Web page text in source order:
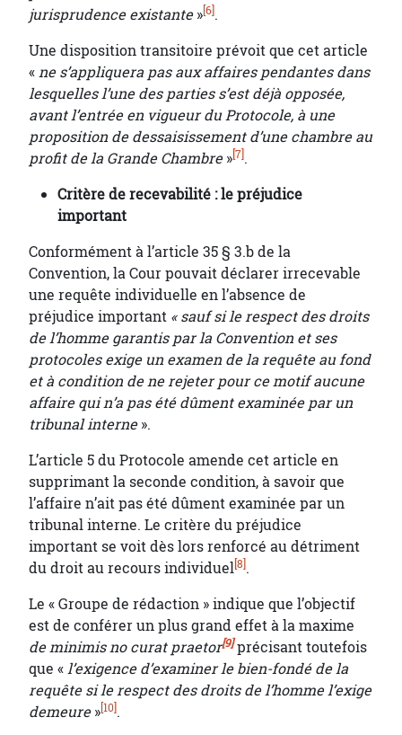
jurisprudence existante»[6].
Une disposition transitoire prévoit que cet article
«ne s’appliquera pas aux affaires pendantes dans
lesquelles l’une des parties s’est déjà opposée,
avant l’entrée en vigueur du Protocole, à une
proposition de dessaisissement d’une chambre au
profit de la Grande Chambre»[7].
Critère de recevabilité : le préjudice
important
Conformément à l’article 35 § 3.b de la
Convention, la Cour pouvait déclarer irrecevable
une requête individuelle en l’absence de
préjudice important « sauf si le respect des droits
de l’homme garantis par la Convention et ses
protocoles exige un examen de la requête au fond
et à condition de ne rejeter pour ce motif aucune
affaire qui n’a pas été dûment examinée par un
tribunal interne».
L’article 5 du Protocole amende cet article en
supprimant la seconde condition, à savoir que
l’affaire n’ait pas été dûment examinée par un
tribunal interne. Le critère du préjudice
important se voit dès lors renforcé au détriment
du droit au recours individuel[8].
Le « Groupe de rédaction » indique que l’objectif
est de conférer un plus grand effet à la maxime
deminimis no curat praetor[9]précisant toutefois
que «l’exigence d’examiner le bien-fondé de la
requête si le respect des droits de l’homme l’exige
demeure»[10].